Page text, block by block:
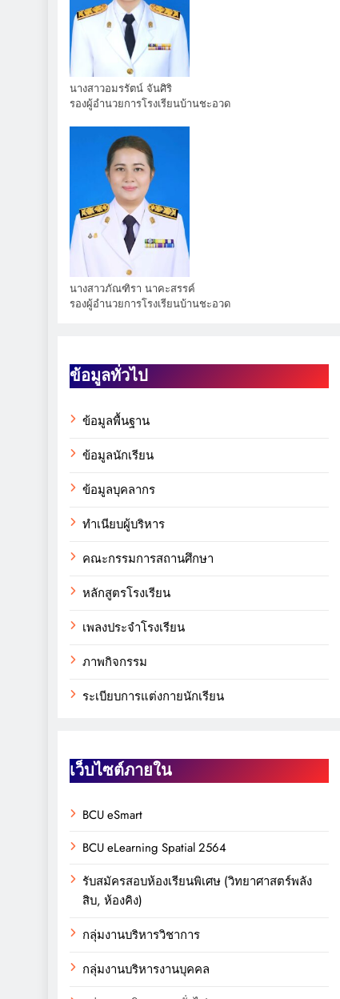
นางสาวอมรรัตน์ จันศิริ
รองผู้อำนวยการโรงเรียนบ้านชะอวด
นางสาวภัณฑิรา นาคะสรรค์
รองผู้อำนวยการโรงเรียนบ้านชะอวด
ข้อมูลทั่วไป
ข้อมูลพื้นฐาน
ข้อมูลนักเรียน
ข้อมูลบุคลากร
ทำเนียบผู้บริหาร
คณะกรรมการสถานศึกษา
หลักสูตรโรงเรียน
เพลงประจำโรงเรียน
ภาพกิจกรรม
ระเบียบการแต่งกายนักเรียน
เว็บไซต์ภายใน
BCU eSmart
BCU eLearning Spatial 2564
รับสมัครสอบห้องเรียนพิเศษ (วิทยาศาสตร์พลัง
สิบ, ห้องคิง)
กลุ่มงานบริหารวิชาการ
กลุ่มงานบริหารงานบุคคล